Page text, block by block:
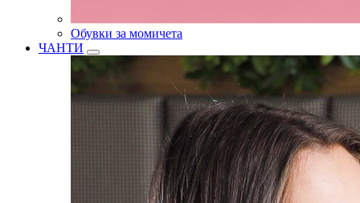
Обувки за момичета
ЧАНТИ